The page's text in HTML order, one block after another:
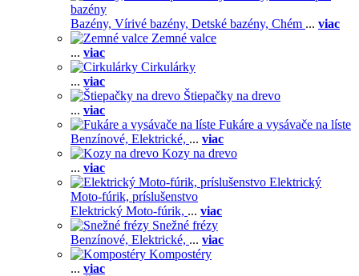
bazény
Bazény, Vírivé bazény, Detské bazény, Chém ... viac
Zemné valce
... viac
Cirkulárky
... viac
Štiepačky na drevo
... viac
Fukáre a vysávače na líste
Benzínové, Elektrické, ... viac
Kozy na drevo
... viac
Elektrický
Moto-fúrik, príslušenstvo
Elektrický Moto-fúrik, ... viac
Snežné frézy
Benzínové, Elektrické, ... viac
Kompostéry
... viac